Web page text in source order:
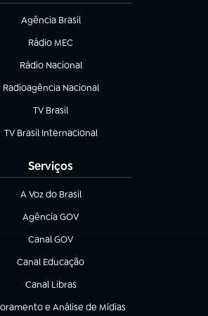
Agência Brasil
(abre em nova aba)
Rádio MEC
(abre em nova aba)
Rádio Nacional
Radioagência Nacional
(abre em nova aba)
TV Brasil
(abre em nova aba)
TV Brasil Internacional
(abre em nova aba)
Serviços
A Voz do Brasil
(abre em nova aba)
Agência GOV
(abre em nova aba)
Canal GOV
(abre em nova aba)
Canal Educação
(abre em nova aba)
Canal Libras
(abre em nova aba)
e Análise de Mídias
nova aba)